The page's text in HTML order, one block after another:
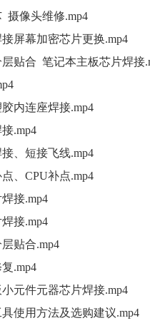
摄像头维修.mp4
屏幕加密芯片更换.mp4
贴合 笔记本主板芯片焊接
内连座焊接.mp4
.mp4
、短接飞线.mp4
、CPU补点.mp4
接.mp4
接.mp4
贴合.mp4
.mp4
元件元器芯片焊接.mp4
使用方法及选购建议.mp4